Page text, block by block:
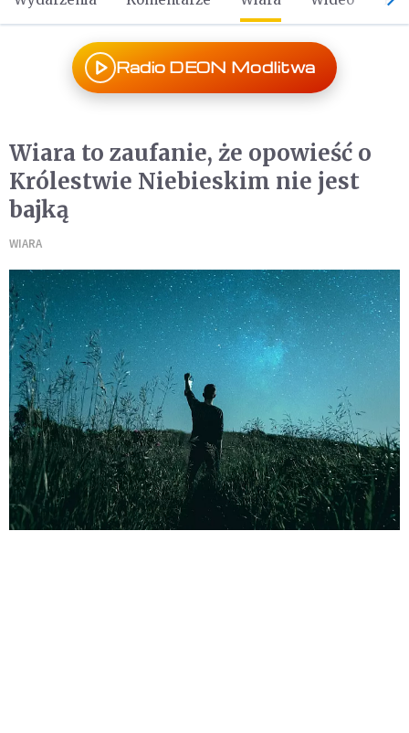
Radio DEON Modlitwa
Wiara to zaufanie, że opowieść o
Królestwie Niebieskim nie jest
bajką
WIARA